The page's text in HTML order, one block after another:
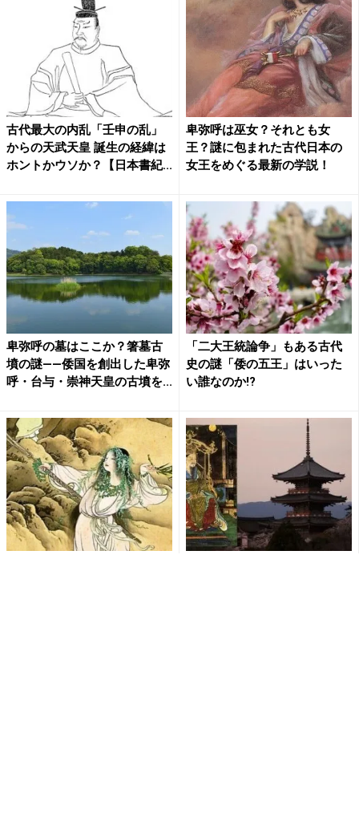
古代最大の内乱「壬申の乱」
からの天武天皇 誕生の経緯は
ホントかウソか？【日本書紀...
卑弥呼は巫女？それとも女
王？謎に包まれた古代日本の
女王をめぐる最新の学説！
卑弥呼の墓はここか？箸墓古
墳の謎――倭国を創出した卑弥
呼・台与・崇神天皇の古墳を...
「二大王統論争」もある古代
史の謎「倭の五王」はいった
い誰なのか!?